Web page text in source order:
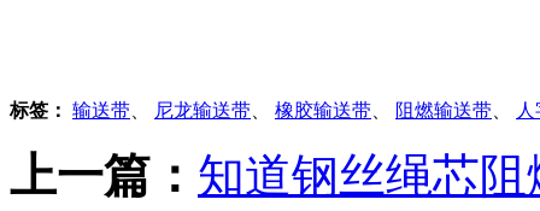
标签： 输送带 尼龙输送带 橡胶输送带 阻燃输送带
上一篇： 知道钢丝绳芯